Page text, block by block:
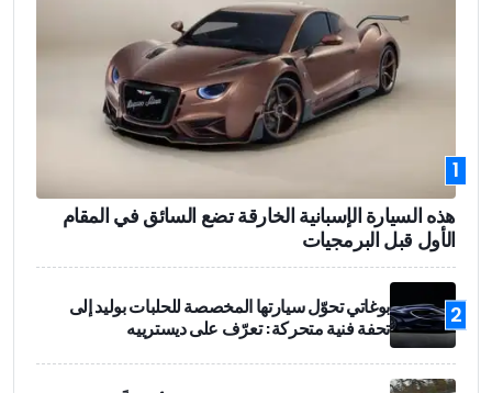
1
هذه السيارة الإسبانية الخارقة تضع السائق في المقام
الأول قبل البرمجيات
2
بوغاتي تحوّل سيارتها المخصصة للحلبات بوليد إلى
تحفة فنية متحركة: تعرّف على ديسترييه